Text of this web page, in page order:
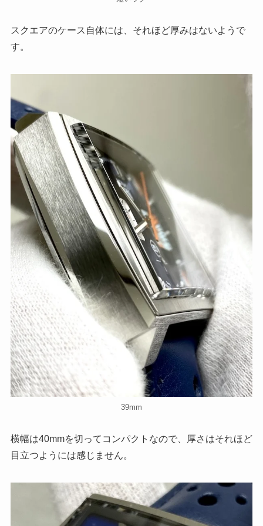
スクエアのケース自体には、それほど厚みはないようで
す。
39mm
横幅は40mmを切ってコンパクトなので、厚さはそれほど
目立つようには感じません。